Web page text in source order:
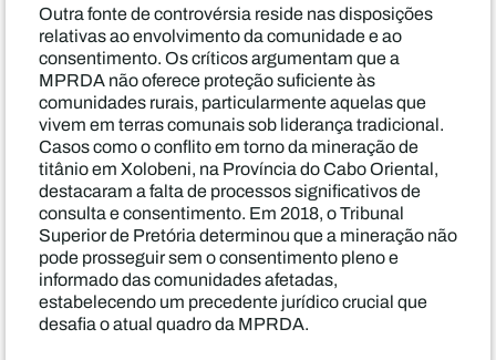
Outra fonte de controvérsia reside nas disposições
relativas ao envolvimento da comunidade e ao
consentimento. Os críticos argumentam que a
MPRDA não oferece proteção suficiente às
comunidades rurais, particularmente aquelas que
vivem em terras comunais sob liderança tradicional.
Casos como o conflito em torno da mineração de
titânio em Xolobeni, na Província do Cabo Oriental,
destacaram a falta de processos significativos de
consulta e consentimento. Em 2018, o Tribunal
Superior de Pretória determinou que a mineração não
pode prosseguir sem o consentimento pleno e
informado das comunidades afetadas,
estabelecendo um precedente jurídico crucial que
desafia o atual quadro da MPRDA.